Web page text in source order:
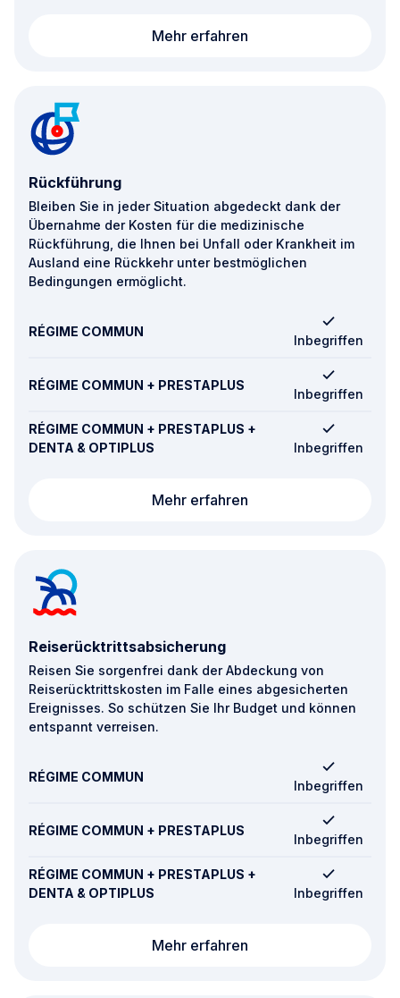
Mehr erfahren
Rückführung
Bleiben Sie in jeder Situation abgedeckt dank der
Übernahme der Kosten für die medizinische
Rückführung, die Ihnen bei Unfall oder Krankheit im
Ausland eine Rückkehr unter bestmöglichen
Bedingungen ermöglicht.
RÉGIME COMMUN
Inbegriffen
RÉGIME COMMUN + PRESTAPLUS
Inbegriffen
RÉGIME COMMUN + PRESTAPLUS +
DENTA & OPTIPLUS
Inbegriffen
Mehr erfahren
Reiserücktrittsabsicherung
Reisen Sie sorgenfrei dank der Abdeckung von
Reiserücktrittskosten im Falle eines abgesicherten
Ereignisses. So schützen Sie Ihr Budget und können
entspannt verreisen.
RÉGIME COMMUN
Inbegriffen
RÉGIME COMMUN + PRESTAPLUS
Inbegriffen
RÉGIME COMMUN + PRESTAPLUS +
DENTA & OPTIPLUS
Inbegriffen
Mehr erfahren